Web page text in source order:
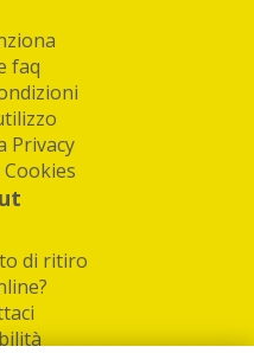
faq
Privacy
di ritiro